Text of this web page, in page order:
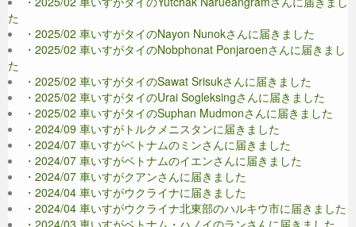
た
・2025/02 車いすがタイのNayon Nunokさんに届きました
・2025/02 車いすがタイのNobphonat Ponjaroenさんに届きまし
た
・2025/02 車いすがタイのSawat Srisukさんに届きました
・2025/02 車いすがタイのUrai Sogleksingさんに届きました
・2025/02 車いすがタイのSuphan Mudmonさんに届きました
・2024/09 車いすがトルクメニスタンに届きました
・2024/07 車いすがベトナムのミンさんに届きました
・2024/07 車いすがベトナムのイエンさんに届きました
・2024/07 車いすがクアンさんに届きました
・2024/04 車いすがウクライナに届きました
・2024/04 車いすがウクライナ北東部のハルキウ市に届きました